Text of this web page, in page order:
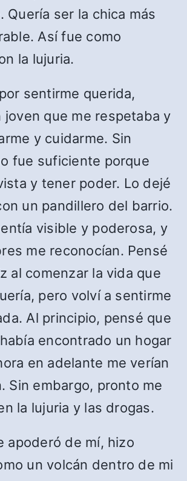
Quería ser la chica más
Así fue como
la lujuria.
sentirme querida,
joven que me respetaba y
y cuidarme. Sin
fue suficiente porque
y tener poder. Lo dejé
un pandillero del barrio.
visible y poderosa, y
me reconocían. Pensé
al comenzar la vida que
pero volví a sentirme
Al principio, pensé que
encontrado un hogar
en adelante me verían
Sin embargo, pronto me
la lujuria y las drogas.
apoderó de mí, hizo
un volcán dentro de mi